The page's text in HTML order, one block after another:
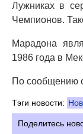
Лужниках в
Чемпионов.
Марадона
1986 года в
По сообщению
Тэги новости:
Поделитесь